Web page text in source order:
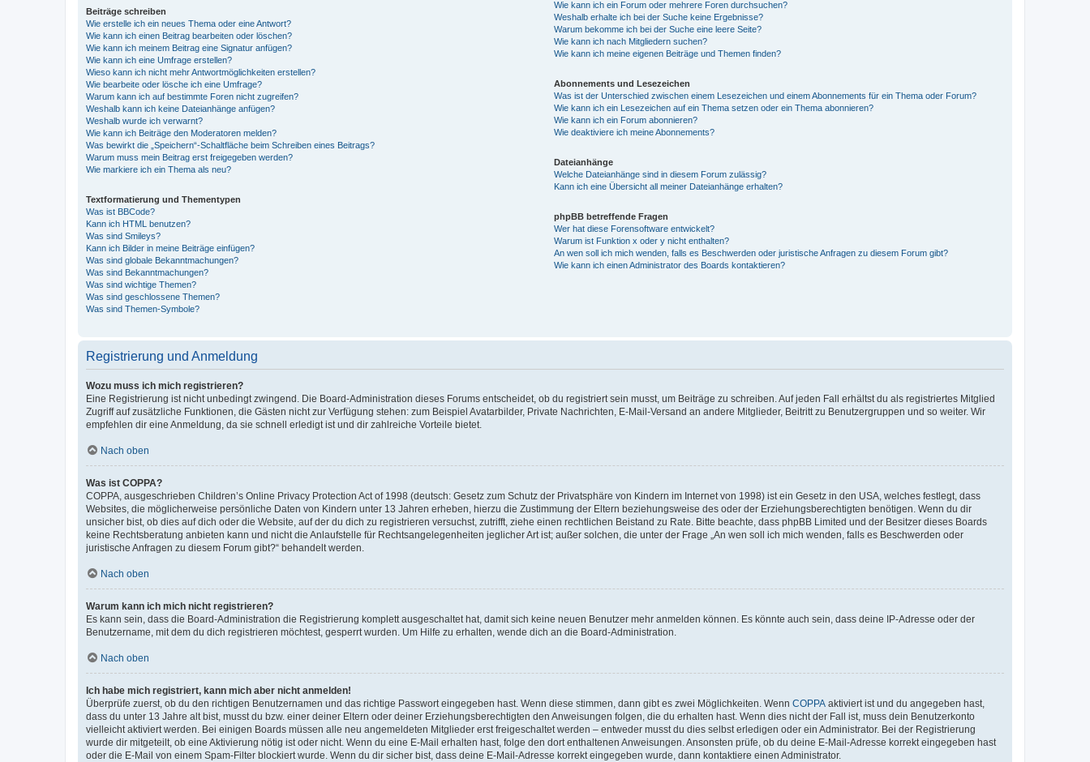
Beiträge schreiben
Wie erstelle ich ein neues Thema oder eine Antwort?
Wie kann ich einen Beitrag bearbeiten oder löschen?
Wie kann ich meinem Beitrag eine Signatur anfügen?
Wie kann ich eine Umfrage erstellen?
Wieso kann ich nicht mehr Antwortmöglichkeiten erstellen?
Wie bearbeite oder lösche ich eine Umfrage?
Warum kann ich auf bestimmte Foren nicht zugreifen?
Weshalb kann ich keine Dateianhänge anfügen?
Weshalb wurde ich verwarnt?
Wie kann ich Beiträge den Moderatoren melden?
Was bewirkt die „Speichern“-Schaltfläche beim Schreiben eines Beitrags?
Warum muss mein Beitrag erst freigegeben werden?
Wie markiere ich ein Thema als neu?
Textformatierung und Thementypen
Was ist BBCode?
Kann ich HTML benutzen?
Was sind Smileys?
Kann ich Bilder in meine Beiträge einfügen?
Was sind globale Bekanntmachungen?
Was sind Bekanntmachungen?
Was sind wichtige Themen?
Was sind geschlossene Themen?
Was sind Themen-Symbole?
Wie kann ich ein Forum oder mehrere Foren durchsuchen?
Weshalb erhalte ich bei der Suche keine Ergebnisse?
Warum bekomme ich bei der Suche eine leere Seite?
Wie kann ich nach Mitgliedern suchen?
Wie kann ich meine eigenen Beiträge und Themen finden?
Abonnements und Lesezeichen
Was ist der Unterschied zwischen einem Lesezeichen und einem Abonnements für ein Thema oder Forum?
Wie kann ich ein Lesezeichen auf ein Thema setzen oder ein Thema abonnieren?
Wie kann ich ein Forum abonnieren?
Wie deaktiviere ich meine Abonnements?
Dateianhänge
Welche Dateianhänge sind in diesem Forum zulässig?
Kann ich eine Übersicht all meiner Dateianhänge erhalten?
phpBB betreffende Fragen
Wer hat diese Forensoftware entwickelt?
Warum ist Funktion x oder y nicht enthalten?
An wen soll ich mich wenden, falls es Beschwerden oder juristische Anfragen zu diesem Forum gibt?
Wie kann ich einen Administrator des Boards kontaktieren?
Registrierung und Anmeldung
Wozu muss ich mich registrieren?
Eine Registrierung ist nicht unbedingt zwingend. Die Board-Administration dieses Forums entscheidet, ob du registriert sein musst, um Beiträge zu schreiben. Auf jeden Fall erhältst du als registriertes Mitglied
Zugriff auf zusätzliche Funktionen, die Gästen nicht zur Verfügung stehen: zum Beispiel Avatarbilder, Private Nachrichten, E-Mail-Versand an andere Mitglieder, Beitritt zu Benutzergruppen und so weiter. Wir
empfehlen dir eine Anmeldung, da sie schnell erledigt ist und dir zahlreiche Vorteile bietet.
Nach oben
Was ist COPPA?
COPPA, ausgeschrieben Children’s Online Privacy Protection Act of 1998 (deutsch: Gesetz zum Schutz der Privatsphäre von Kindern im Internet von 1998) ist ein Gesetz in den USA, welches festlegt, dass
Websites, die möglicherweise persönliche Daten von Kindern unter 13 Jahren erheben, hierzu die Zustimmung der Eltern beziehungsweise des oder der Erziehungsberechtigten benötigen. Wenn du dir
unsicher bist, ob dies auf dich oder die Website, auf der du dich zu registrieren versuchst, zutrifft, ziehe einen rechtlichen Beistand zu Rate. Bitte beachte, dass phpBB Limited und der Besitzer dieses Boards
keine Rechtsberatung anbieten kann und nicht die Anlaufstelle für Rechtsangelegenheiten jeglicher Art ist; außer solchen, die unter der Frage „An wen soll ich mich wenden, falls es Beschwerden oder
juristische Anfragen zu diesem Forum gibt?“ behandelt werden.
Nach oben
Warum kann ich mich nicht registrieren?
Es kann sein, dass die Board-Administration die Registrierung komplett ausgeschaltet hat, damit sich keine neuen Benutzer mehr anmelden können. Es könnte auch sein, dass deine IP-Adresse oder der
Benutzername, mit dem du dich registrieren möchtest, gesperrt wurden. Um Hilfe zu erhalten, wende dich an die Board-Administration.
Nach oben
Ich habe mich registriert, kann mich aber nicht anmelden!
Überprüfe zuerst, ob du den richtigen Benutzernamen und das richtige Passwort eingegeben hast. Wenn diese stimmen, dann gibt es zwei Möglichkeiten. Wenn COPPA aktiviert ist und du angegeben hast,
dass du unter 13 Jahre alt bist, musst du bzw. einer deiner Eltern oder deiner Erziehungsberechtigten den Anweisungen folgen, die du erhalten hast. Wenn dies nicht der Fall ist, muss dein Benutzerkonto
vielleicht aktiviert werden. Bei einigen Boards müssen alle neu angemeldeten Mitglieder erst freigeschaltet werden – entweder musst du dies selbst erledigen oder ein Administrator. Bei der Registrierung
wurde dir mitgeteilt, ob eine Aktivierung nötig ist oder nicht. Wenn du eine E-Mail erhalten hast, folge den dort enthaltenen Anweisungen. Ansonsten prüfe, ob du deine E-Mail-Adresse korrekt eingegeben hast
oder die E-Mail von einem Spam-Filter blockiert wurde. Wenn du dir sicher bist, dass deine E-Mail-Adresse korrekt eingegeben wurde, dann kontaktiere einen Administrator.